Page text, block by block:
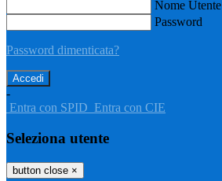
Nome Utente
Password
Password dimenticata?
-
Entra con SPID Entra con CIE
Seleziona utente
button close ×